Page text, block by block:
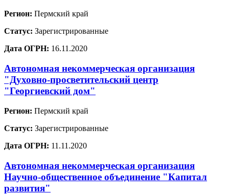
Регион: Пермский край
Статус: Зарегистрированные
Дата ОГРН: 16.11.2020
Автономная некоммерческая организация
"Духовно-просветительский центр
"Георгиевский дом"
Регион: Пермский край
Статус: Зарегистрированные
Дата ОГРН: 11.11.2020
Автономная некоммерческая организация
Научно-общественное объединение "Капитал
развития"